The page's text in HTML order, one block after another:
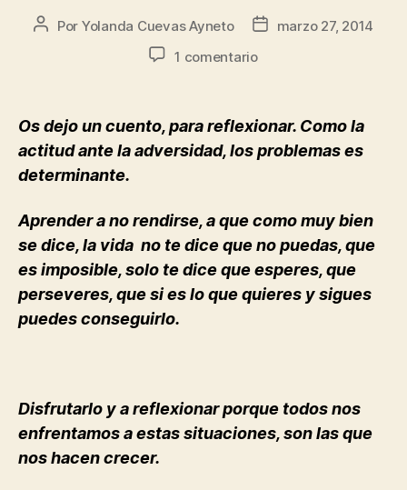
Por Yolanda Cuevas Ayneto
marzo 27, 2014
1 comentario
Os dejo un cuento, para reflexionar. Como la
actitud ante la adversidad, los problemas es
determinante.
Aprender a no rendirse, a que como muy bien
se dice, la vida no te dice que no puedas, que
es imposible, solo te dice que esperes, que
perseveres, que si es lo que quieres y sigues
puedes conseguirlo.
Disfrutarlo y a reflexionar porque todos nos
enfrentamos a estas situaciones, son las que
nos hacen crecer.